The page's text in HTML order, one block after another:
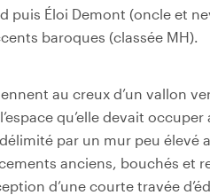
puis Éloi Demont (oncle et
baroques (classée MH).
au creux d’un vallon
qu’elle devait
par un mur peu élevé
anciens, bouchés et
d’une courte travée